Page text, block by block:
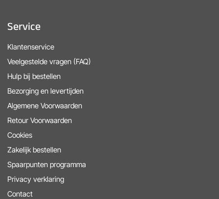
Service
Klantenservice
Veelgestelde vragen (FAQ)
Hulp bij bestellen
Bezorging en levertijden
Algemene Voorwaarden
Retour Voorwaarden
Cookies
Zakelijk bestellen
Spaarpunten programma
Privacy verklaring
Contact